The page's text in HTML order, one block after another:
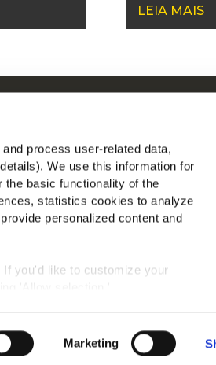
process user-related data,
We use this information for
basic functionality of the
statistics cookies to analyze
personalized content and
you'd like to customize your
Marketing
LEIA MAIS
McCain na
reserved